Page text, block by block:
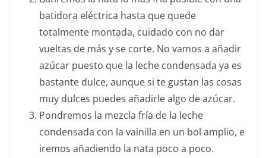
batidora eléctrica hasta que quede
totalmente montada, cuidado con no dar
vueltas de más y se corte. No vamos a añadir
azúcar puesto que la leche condensada ya es
bastante dulce, aunque si te gustan las cosas
muy dulces puedes añadirle algo de azúcar.
Pondremos la mezcla fría de la leche
condensada con la vainilla en un bol amplio, e
iremos añadiendo la nata poco a poco.